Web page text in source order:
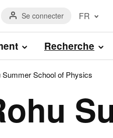
Menu
du
l'utilisateur
Se connecter
FR
(FR)
English
Recherche
Summer School of Physics